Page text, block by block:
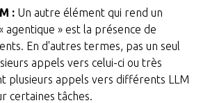
: Un autre élément qui rend un
agentique » est la présence de
En d'autres termes, pas un seul
appels vers celui-ci ou très
plusieurs appels vers différents LLM
certaines tâches.